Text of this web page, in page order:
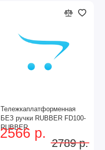
Тележкаплатформенная
БЕЗ ручки RUBBER FD100-
RUBBER
2566 р.
2789 р.